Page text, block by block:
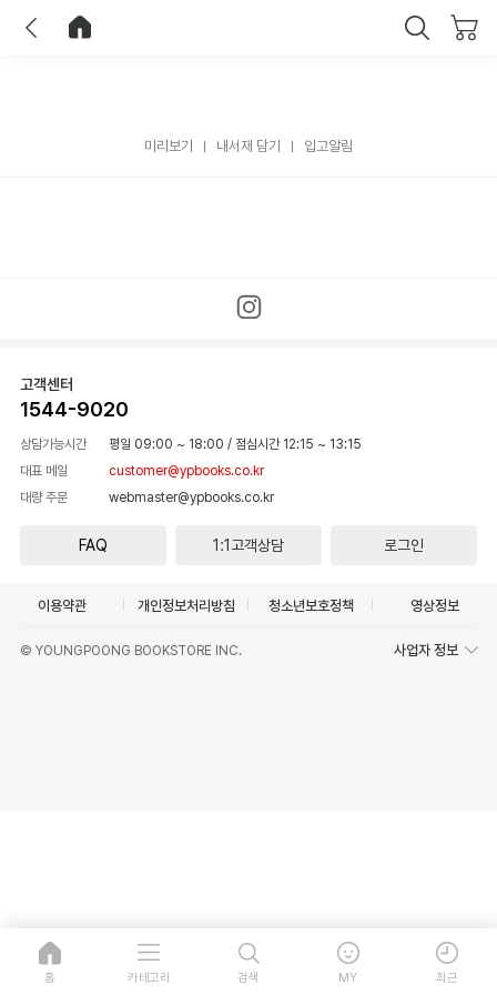
미리보기 내서재 담기 입고알림
고객센터
1544-9020
상담가능시간 평일 09:00 ~ 18:00 / 점심시간 12:15 ~ 13:15
대표 메일
customer@ypbooks.co.kr
대량 주문
webmaster@ypbooks.co.kr
FAQ 1:1고객상담 로그인
이용약관 개인정보처리방침 청소년보호정책 영상정보
© YOUNGPOONG BOOKSTORE INC. 사업자 정보
홈 카테고리 검색 MY 최근